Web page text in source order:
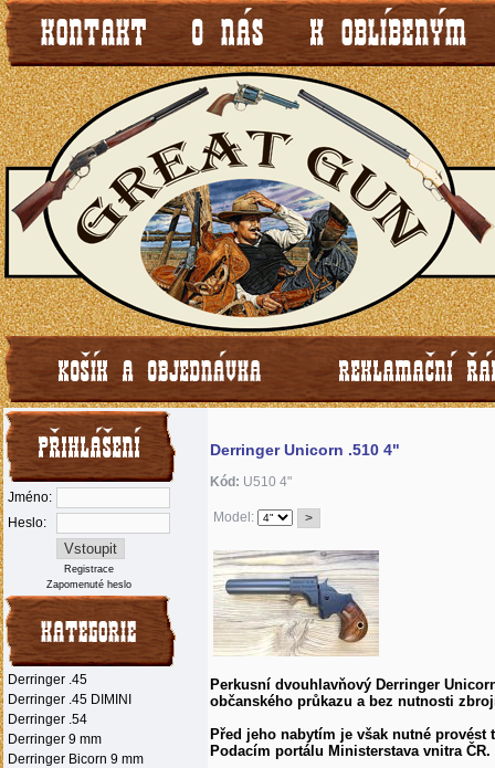
Jméno:
Heslo:
Registrace
Zapomenuté heslo
Derringer .45
Derringer .45 DIMINI
Derringer .54
Derringer 9 mm
Derringer Bicorn 9 mm
Derringer Unicorn .510 4"
Kód: U510 4"
Model:
Perkusní dvouhlavňový Derringer
občanského průkazu a bez nutnosti
Před jeho nabytím je však nutné
Podacím portálu Ministerstava vnitra ČR.